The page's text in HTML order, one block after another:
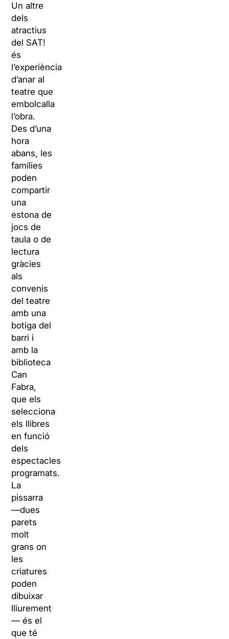
Un altre
dels
atractius
del SAT!
és
l’experiència
d’anar al
teatre que
embolcalla
l’obra.
Des d’una
hora
abans, les
famílies
poden
compartir
una
estona de
jocs de
taula o de
lectura
gràcies
als
convenis
del teatre
amb una
botiga del
barri i
amb la
biblioteca
Can
Fabra,
que els
selecciona
els llibres
en funció
dels
espectacles
programats.
La
pissarra
—dues
parets
molt
grans on
les
criatures
poden
dibuixar
lliurement
— és el
que té